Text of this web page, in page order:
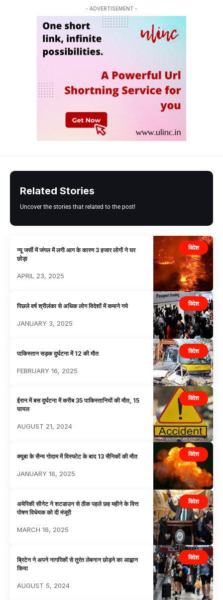
- ADVERTISEMENT -
Related Stories
Uncover the stories that related to the post!
विदेश
न्यू जर्सी में जंगल में लगी आग के कारण 3 हजार लोगों ने घर
छोड़ा
APRIL 23, 2025
विदेश
पिछले वर्ष श्रीलंका से अधिक लोग विदेशों में कमाने गये
JANUARY 3, 2025
विदेश
पाकिस्तान सड़क दुर्घटना में 12 की मौत
FEBRUARY 16, 2025
विदेश
ईरान में बस दुर्घटना में करीब 35 पाकिस्तानियों की मौत, 15
घायल
AUGUST 21, 2024
विदेश
क्यूबा के सैन्य गोदाम में विस्फोट के बाद 13 सैनिकों की मौत
JANUARY 16, 2025
विदेश
अमेरिकी सीनेट ने शटडाउन से ठीक पहले छह महीने के वित्त
पोषण विधेयक को दी मंजूरी
MARCH 16, 2025
विदेश
ब्रिटेन ने अपने नागरिकों से तुरंत लेबनान छोड़ने का आह्वान
किया
AUGUST 5, 2024